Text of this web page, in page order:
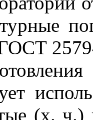
ГОСТ
(х. ч.)